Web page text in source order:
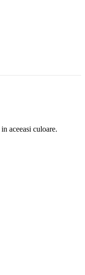
in aceeasi culoare.